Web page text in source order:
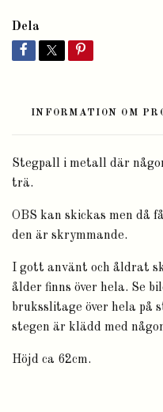
Dela
INFORMATION OM
Stegpall i metall där
trä.
OBS kan skickas men då
den är skrymmande.
I gott använt och åldrat
ålder finns över hela. Se
bruksslitage över hela på
stegen är klädd med
Höjd ca 62cm.